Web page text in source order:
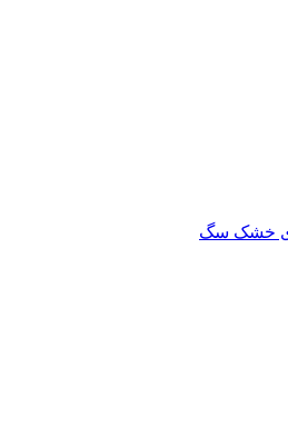
خشک سگ